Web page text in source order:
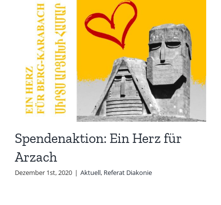
Spendenaktion: Ein Herz für
Arzach
Dezember 1st, 2020 | Aktuell, Referat Diakonie